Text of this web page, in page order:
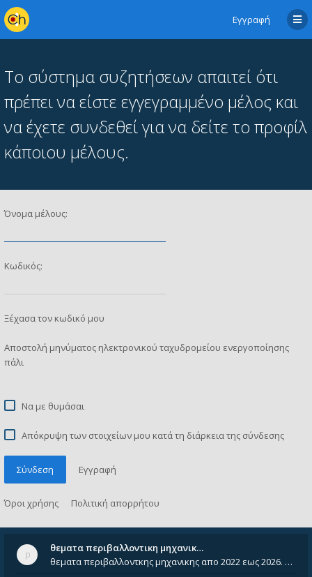
Εγγραφή
Το σύστημα συζητήσεων απαιτεί ότι
πρέπει να είστε εγγεγραμμένο μέλος και
να έχετε συνδεθεί για να δείτε το προφίλ
κάποιου μέλους.
Όνομα μέλους:
Κωδικός:
Ξέχασα τον κωδικό μου
Αποστολή μηνύματος ηλεκτρονικού ταχυδρομείου ενεργοποίησης
πάλι
Να με θυμάσαι
Απόκρυψη των στοιχείων μου κατά τη διάρκεια της σύνδεσης
Σύνδεση Εγγραφή
Όροι χρήσης Πολιτική απορρήτου
θεματα περιβαλλοντικη μηχανικ…
θεματα περιβαλλοντκης μηχανικης απο 2022 εως 2026. Δεν ειναι μεσα του Σεπτεμβιου του 2025. Αν τα εχει καποιος ας τα ανε